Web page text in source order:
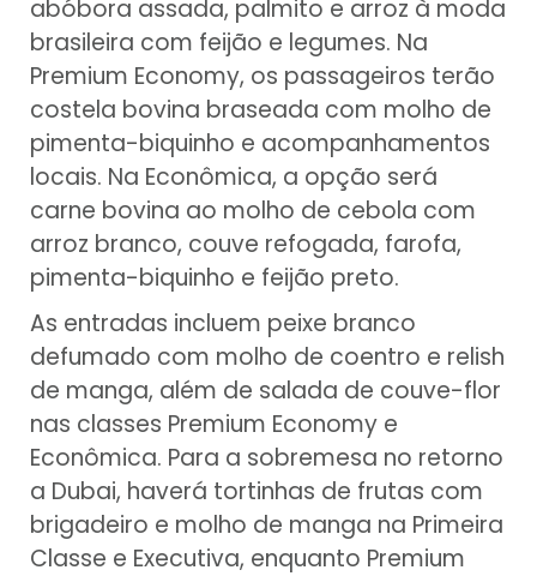
abóbora assada, palmito e arroz à moda
brasileira com feijão e legumes. Na
Premium Economy, os passageiros terão
costela bovina braseada com molho de
pimenta-biquinho e acompanhamentos
locais. Na Econômica, a opção será
carne bovina ao molho de cebola com
arroz branco, couve refogada, farofa,
pimenta-biquinho e feijão preto.
As entradas incluem peixe branco
defumado com molho de coentro e relish
de manga, além de salada de couve-flor
nas classes Premium Economy e
Econômica. Para a sobremesa no retorno
a Dubai, haverá tortinhas de frutas com
brigadeiro e molho de manga na Primeira
Classe e Executiva, enquanto Premium